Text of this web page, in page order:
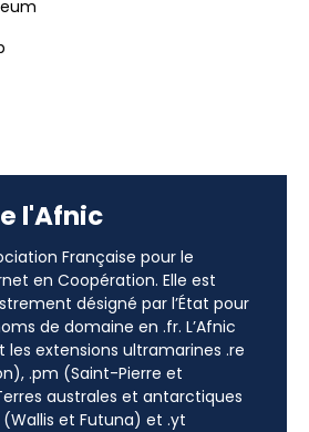
l'Afnic
Française pour le
en Coopération. Elle est
désigné par l’État pour
de domaine en .fr. L’Afnic
extensions ultramarines .re
.pm (Saint-Pierre et
australes et antarctiques
(Wallis et Futuna) et .yt